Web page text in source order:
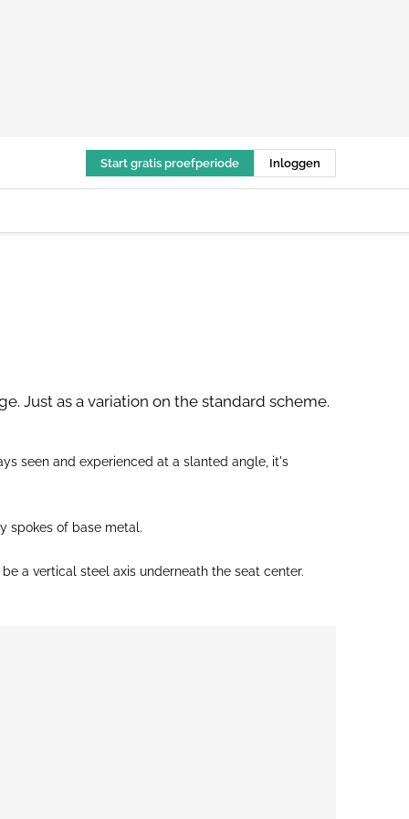
Start gratis proefperiode Inloggen
Just as a variation on the standard scheme.
seen and experienced at a slanted angle, it's
spokes of base metal.
a vertical steel axis underneath the seat center.